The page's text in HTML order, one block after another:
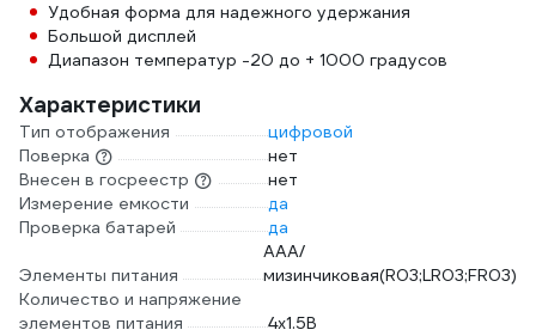
Удобная форма для надежного удержания
Большой дисплей
Диапазон температур -20 до + 1000 градусов
Характеристики
Тип отображения
цифровой
Поверка
нет
Внесен в госреестр
нет
Измерение емкости
да
Проверка батарей
да
Элементы питания
AAA/
мизинчиковая(R03;LR03;FR03)
Количество и напряжение
элементов питания
4х1.5B